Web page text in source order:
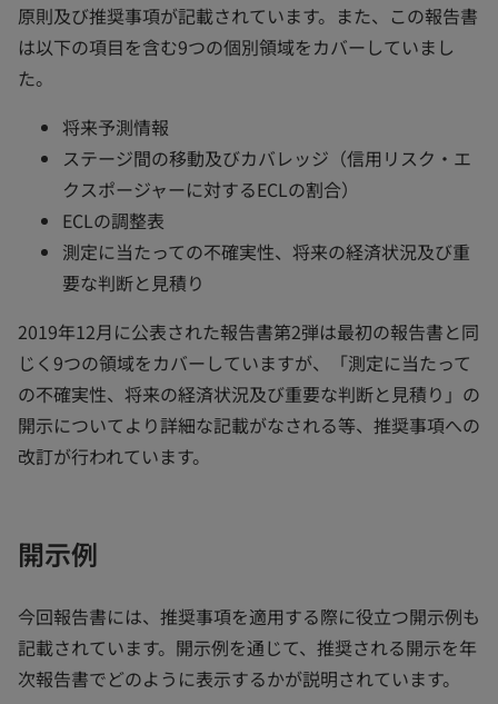
原則及び推奨事項が記載されています。また、この報告書
は以下の項目を含む9つの個別領域をカバーしていまし
た。
将来予測情報
ステージ間の移動及びカバレッジ（信用リスク・エ
クスポージャーに対するECLの割合）
ECLの調整表
測定に当たっての不確実性、将来の経済状況及び重
要な判断と見積り
2019年12月に公表された報告書第2弾は最初の報告書と同
じく9つの領域をカバーしていますが、「測定に当たって
の不確実性、将来の経済状況及び重要な判断と見積り」の
開示についてより詳細な記載がなされる等、推奨事項への
改訂が行われています。
開示例
今回報告書には、推奨事項を適用する際に役立つ開示例も
記載されています。開示例を通じて、推奨される開示を年
次報告書でどのように表示するかが説明されています。